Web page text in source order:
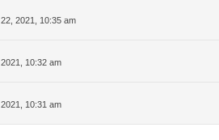
2021, 10:35 am
10:32 am
10:31 am